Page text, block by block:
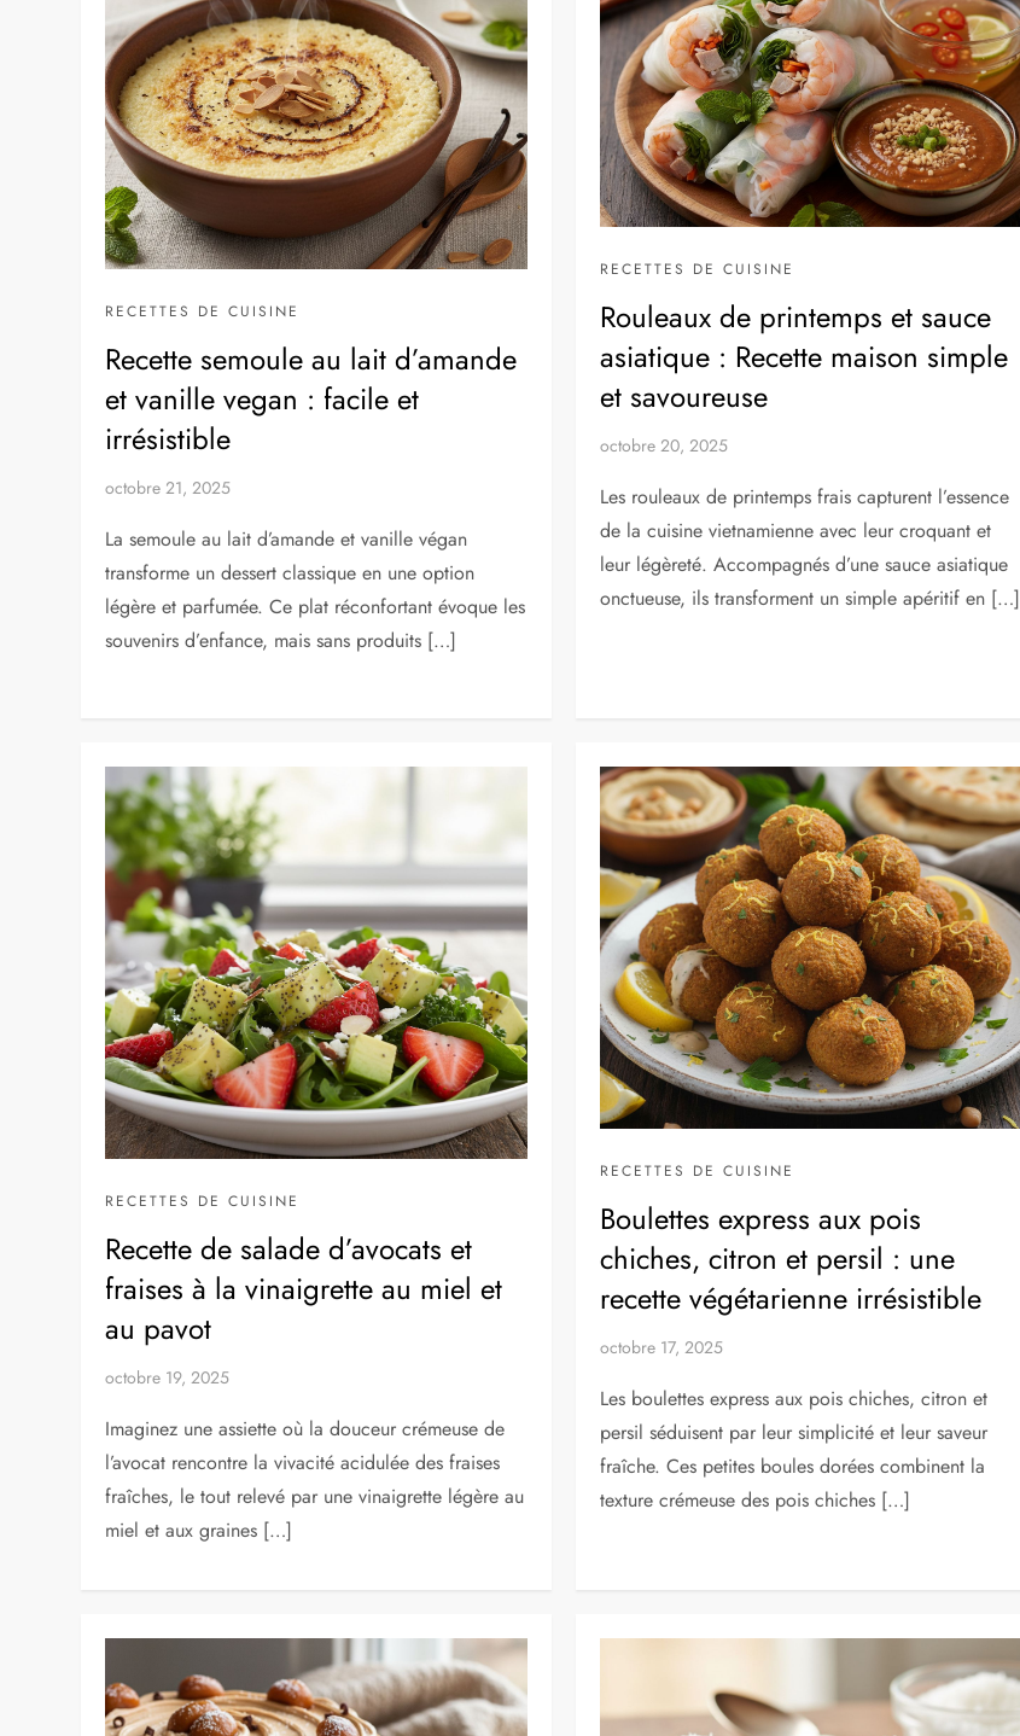
RECETTES DE CUISINE
Recette semoule au lait d’amande
et vanille vegan : facile et
irrésistible
octobre 21, 2025
La semoule au lait d’amande et vanille végan
transforme un dessert classique en une option
légère et parfumée. Ce plat réconfortant évoque les
souvenirs d’enfance, mais sans produits […]
RECETTES DE CUISINE
Rouleaux de printemps et sauce
asiatique : Recette maison simple
et savoureuse
octobre 20, 2025
Les rouleaux de printemps frais capturent l’essence
de la cuisine vietnamienne avec leur croquant et
leur légèreté. Accompagnés d’une sauce asiatique
onctueuse, ils transforment un simple apéritif en […]
RECETTES DE CUISINE
Recette de salade d’avocats et
fraises à la vinaigrette au miel et
au pavot
octobre 19, 2025
Imaginez une assiette où la douceur crémeuse de
l’avocat rencontre la vivacité acidulée des fraises
fraîches, le tout relevé par une vinaigrette légère au
miel et aux graines […]
RECETTES DE CUISINE
Boulettes express aux pois
chiches, citron et persil : une
recette végétarienne irrésistible
octobre 17, 2025
Les boulettes express aux pois chiches, citron et
persil séduisent par leur simplicité et leur saveur
fraîche. Ces petites boules dorées combinent la
texture crémeuse des pois chiches […]